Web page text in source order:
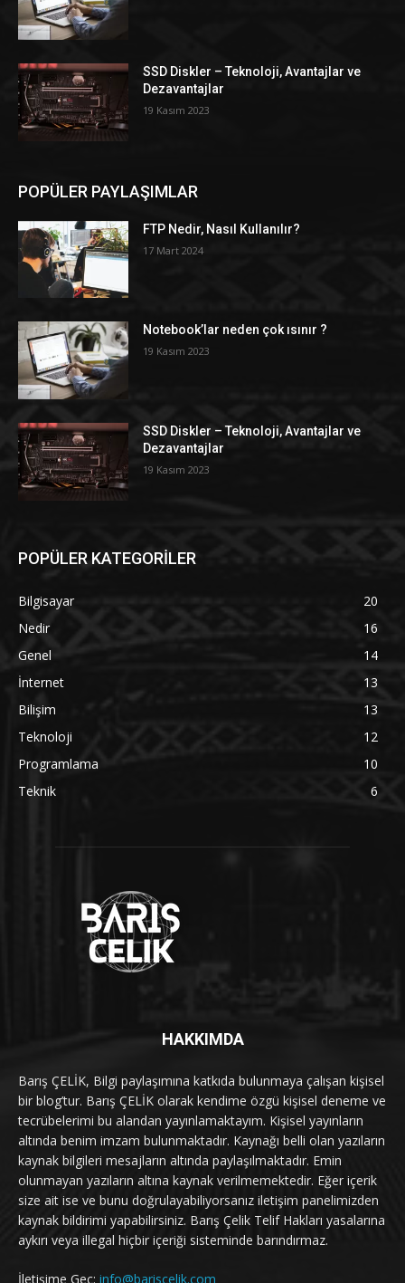
SSD Diskler – Teknoloji, Avantajlar ve
Dezavantajlar
19 Kasım 2023
POPÜLER PAYLAŞIMLAR
FTP Nedir, Nasıl Kullanılır?
17 Mart 2024
Notebook’lar neden çok ısınır ?
19 Kasım 2023
SSD Diskler – Teknoloji, Avantajlar ve
Dezavantajlar
19 Kasım 2023
POPÜLER KATEGORİLER
Bilgisayar
20
Nedir
16
Genel
14
İnternet
13
Bilişim
13
Teknoloji
12
Programlama
10
Teknik
6
HAKKIMDA
Barış ÇELİK, Bilgi paylaşımına katkıda bulunmaya çalışan kişisel
bir blog’tur. Barış ÇELİK olarak kendime özgü kişisel deneme ve
tecrübelerimi bu alandan yayınlamaktayım. Kişisel yayınların
altında benim imzam bulunmaktadır. Kaynağı belli olan yazıların
kaynak bilgileri mesajların altında paylaşılmaktadır. Emin
olunmayan yazıların altına kaynak verilmemektedir. Eğer içerik
size ait ise ve bunu doğrulayabiliyorsanız iletişim panelimizden
kaynak bildirimi yapabilirsiniz. Barış Çelik Telif Hakları yasalarına
aykırı veya illegal hiçbir içeriği sisteminde barındırmaz.
İletişime Geç: info@bariscelik.com